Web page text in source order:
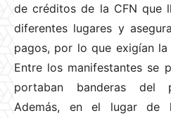
de créditos de la CFN que
diferentes lugares y
pagos, por lo que exigían
Entre los manifestantes se
portaban banderas del
Además, en el lugar de